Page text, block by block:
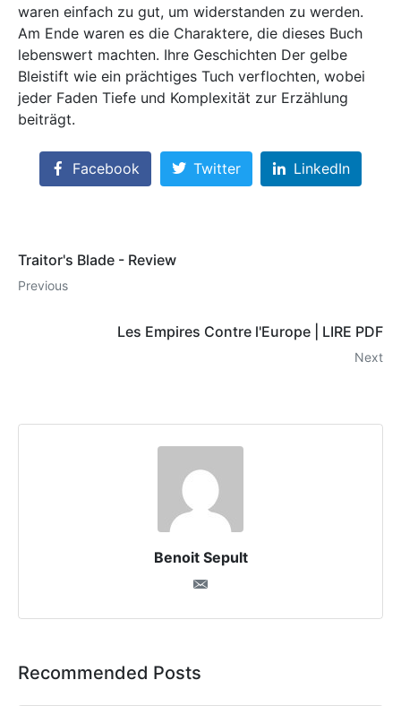
waren einfach zu gut, um widerstanden zu werden.
Am Ende waren es die Charaktere, die dieses Buch
lebenswert machten. Ihre Geschichten Der gelbe
Bleistift wie ein prächtiges Tuch verflochten, wobei
jeder Faden Tiefe und Komplexität zur Erzählung
beiträgt.
Facebook Twitter LinkedIn
Traitor's Blade - Review
Previous
Les Empires Contre l'Europe | LIRE PDF
Next
Benoit Sepult
Recommended Posts